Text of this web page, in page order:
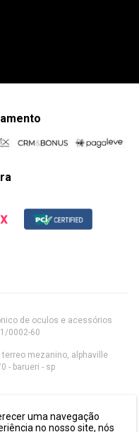
uma navegação
no nosso site, nós
de oculos e acessórios
0002-60
mezanino, alphaville
- barueri - sp
reservados